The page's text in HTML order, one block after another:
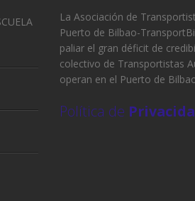
La Asociación de
Puerto de Bilbao-
paliar el gran déficit de
colectivo de Transportistas
operan en el Puerto de
Política de